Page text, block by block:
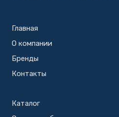
Главная
О компании
Бренды
Контакты
Каталог